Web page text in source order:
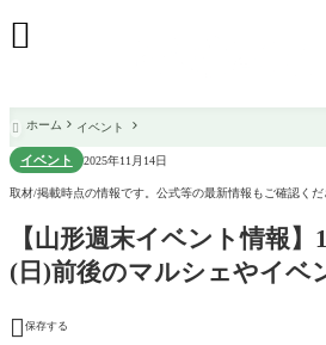

 ホーム イベント
イベント 2025年11月14日
取材/掲載時点の情報です。公式等の最新情報もご確認くだ
【山形週末イベント情報】
(日)前後のマルシェやイベ
 保存する